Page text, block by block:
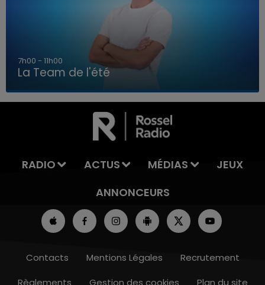
LA TEAM DE L'ÉTÉ
7h00 - 11h00
La Team de l'été
RADIO ACTUS MÉDIAS
JEUX
ANNONCEURS
Contacts Mentions Légales
Recrutement
Règlements
Gestion des cookies Plan du site